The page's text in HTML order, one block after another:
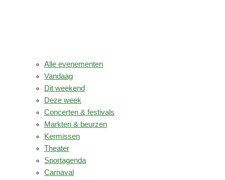
Alle evenementen
Vandaag
Dit weekend
Deze week
Concerten & festivals
Markten & beurzen
Kermissen
Theater
Sportagenda
Carnaval